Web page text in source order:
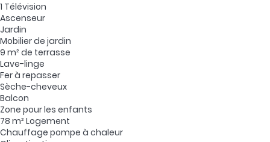
1 Télévision
Ascenseur
Jardin
Mobilier de jardin
9 m² de terrasse
Lave-linge
Fer à repasser
Sèche-cheveux
Balcon
Zone pour les enfants
78 m² Logement
Chauffage pompe à chaleur